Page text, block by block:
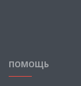
ПОМОЩЬ